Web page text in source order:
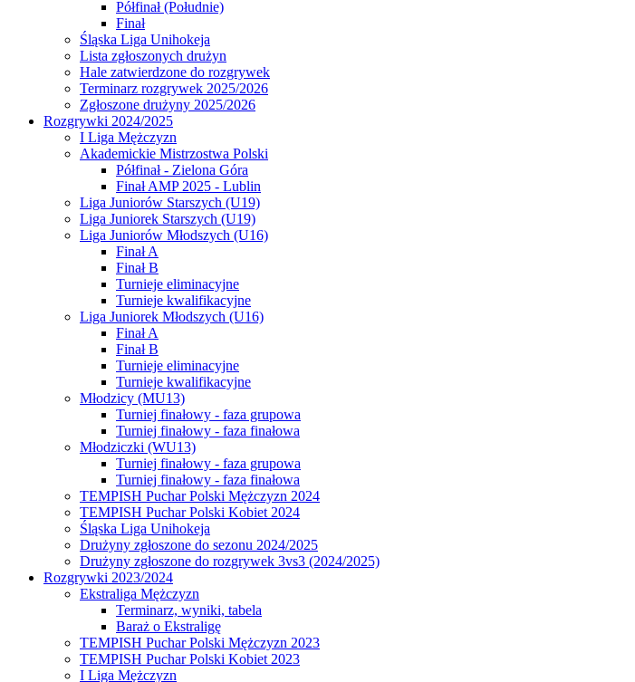
Półfinał (Południe)
Finał
Śląska Liga Unihokeja
Lista zgłoszonych drużyn
Hale zatwierdzone do rozgrywek
Terminarz rozgrywek 2025/2026
Zgłoszone drużyny 2025/2026
Rozgrywki 2024/2025
I Liga Mężczyzn
Akademickie Mistrzostwa Polski
Półfinał - Zielona Góra
Finał AMP 2025 - Lublin
Liga Juniorów Starszych (U19)
Liga Juniorek Starszych (U19)
Liga Juniorów Młodszych (U16)
Finał A
Finał B
Turnieje eliminacyjne
Turnieje kwalifikacyjne
Liga Juniorek Młodszych (U16)
Finał A
Finał B
Turnieje eliminacyjne
Turnieje kwalifikacyjne
Młodzicy (MU13)
Turniej finałowy - faza grupowa
Turniej finałowy - faza finałowa
Młodziczki (WU13)
Turniej finałowy - faza grupowa
Turniej finałowy - faza finałowa
TEMPISH Puchar Polski Mężczyzn 2024
TEMPISH Puchar Polski Kobiet 2024
Śląska Liga Unihokeja
Drużyny zgłoszone do sezonu 2024/2025
Drużyny zgłoszone do rozgrywek 3vs3 (2024/2025)
Rozgrywki 2023/2024
Ekstraliga Mężczyzn
Terminarz, wyniki, tabela
Baraż o Ekstraligę
TEMPISH Puchar Polski Mężczyzn 2023
TEMPISH Puchar Polski Kobiet 2023
I Liga Mężczyzn